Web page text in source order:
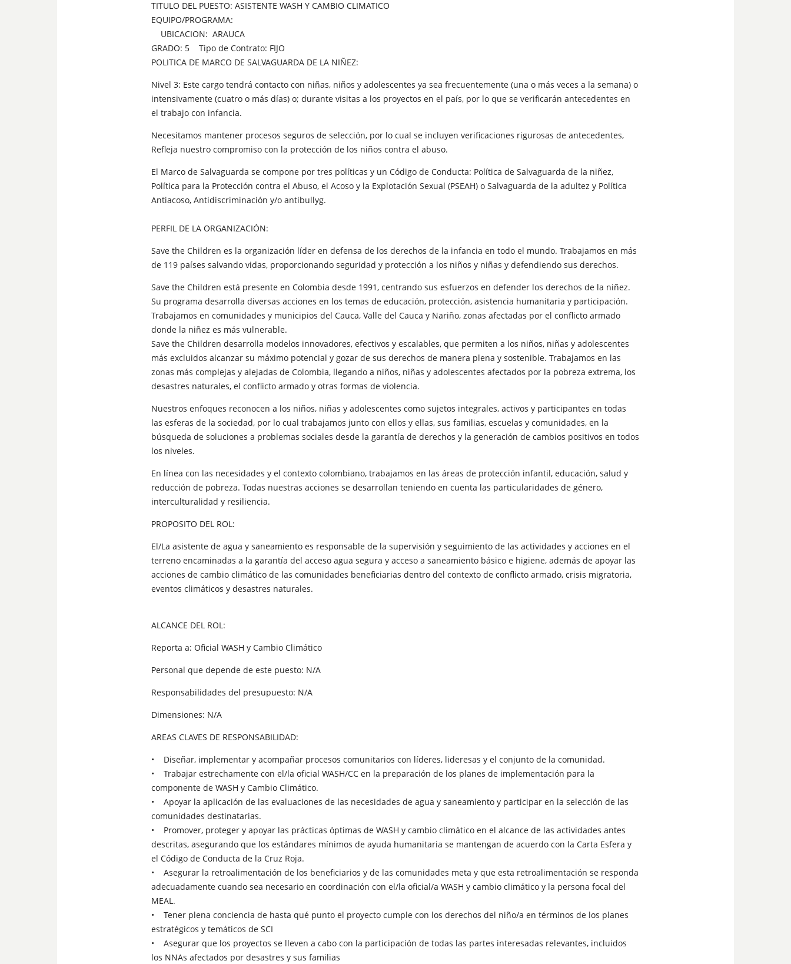
TITULO DEL PUESTO: ASISTENTE WASH Y CAMBIO CLIMATICO
EQUIPO/PROGRAMA:
UBICACION: ARAUCA
GRADO: 5 Tipo de Contrato: FIJO
POLITICA DE MARCO DE SALVAGUARDA DE LA NIÑEZ:
Nivel 3: Este cargo tendrá contacto con niñas, niños y adolescentes ya sea frecuentemente (una o más veces a la semana) o
intensivamente (cuatro o más días) o; durante visitas a los proyectos en el país, por lo que se verificarán antecedentes en
el trabajo con infancia.
Necesitamos mantener procesos seguros de selección, por lo cual se incluyen verificaciones rigurosas de antecedentes,
Refleja nuestro compromiso con la protección de los niños contra el abuso.
El Marco de Salvaguarda se compone por tres políticas y un Código de Conducta: Política de Salvaguarda de la niñez,
Política para la Protección contra el Abuso, el Acoso y la Explotación Sexual (PSEAH) o Salvaguarda de la adultez y Política
Antiacoso, Antidiscriminación y/o antibullyg.
PERFIL DE LA ORGANIZACIÓN:
Save the Children es la organización líder en defensa de los derechos de la infancia en todo el mundo. Trabajamos en más
de 119 países salvando vidas, proporcionando seguridad y protección a los niños y niñas y defendiendo sus derechos.
Save the Children está presente en Colombia desde 1991, centrando sus esfuerzos en defender los derechos de la niñez.
Su programa desarrolla diversas acciones en los temas de educación, protección, asistencia humanitaria y participación.
Trabajamos en comunidades y municipios del Cauca, Valle del Cauca y Nariño, zonas afectadas por el conflicto armado
donde la niñez es más vulnerable.
Save the Children desarrolla modelos innovadores, efectivos y escalables, que permiten a los niños, niñas y adolescentes
más excluidos alcanzar su máximo potencial y gozar de sus derechos de manera plena y sostenible. Trabajamos en las
zonas más complejas y alejadas de Colombia, llegando a niños, niñas y adolescentes afectados por la pobreza extrema, los
desastres naturales, el conflicto armado y otras formas de violencia.
Nuestros enfoques reconocen a los niños, niñas y adolescentes como sujetos integrales, activos y participantes en todas
las esferas de la sociedad, por lo cual trabajamos junto con ellos y ellas, sus familias, escuelas y comunidades, en la
búsqueda de soluciones a problemas sociales desde la garantía de derechos y la generación de cambios positivos en todos
los niveles.
En línea con las necesidades y el contexto colombiano, trabajamos en las áreas de protección infantil, educación, salud y
reducción de pobreza. Todas nuestras acciones se desarrollan teniendo en cuenta las particularidades de género,
interculturalidad y resiliencia.
PROPOSITO DEL ROL:
El/La asistente de agua y saneamiento es responsable de la supervisión y seguimiento de las actividades y acciones en el
terreno encaminadas a la garantía del acceso agua segura y acceso a saneamiento básico e higiene, además de apoyar las
acciones de cambio climático de las comunidades beneficiarias dentro del contexto de conflicto armado, crisis migratoria,
eventos climáticos y desastres naturales.
ALCANCE DEL ROL:
Reporta a: Oficial WASH y Cambio Climático
Personal que depende de este puesto: N/A
Responsabilidades del presupuesto: N/A
Dimensiones: N/A
AREAS CLAVES DE RESPONSABILIDAD:
• Diseñar, implementar y acompañar procesos comunitarios con líderes, lideresas y el conjunto de la comunidad.
• Trabajar estrechamente con el/la oficial WASH/CC en la preparación de los planes de implementación para la
componente de WASH y Cambio Climático.
• Apoyar la aplicación de las evaluaciones de las necesidades de agua y saneamiento y participar en la selección de las
comunidades destinatarias.
• Promover, proteger y apoyar las prácticas óptimas de WASH y cambio climático en el alcance de las actividades antes
descritas, asegurando que los estándares mínimos de ayuda humanitaria se mantengan de acuerdo con la Carta Esfera y
el Código de Conducta de la Cruz Roja.
• Asegurar la retroalimentación de los beneficiarios y de las comunidades meta y que esta retroalimentación se responda
adecuadamente cuando sea necesario en coordinación con el/la oficial/a WASH y cambio climático y la persona focal del
MEAL.
• Tener plena conciencia de hasta qué punto el proyecto cumple con los derechos del niño/a en términos de los planes
estratégicos y temáticos de SCI
• Asegurar que los proyectos se lleven a cabo con la participación de todas las partes interesadas relevantes, incluidos
los NNAs afectados por desastres y sus familias